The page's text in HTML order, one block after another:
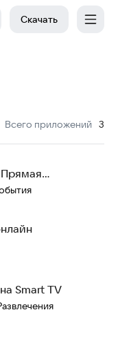
Скачать
Всего приложений
: 3
Smart TV